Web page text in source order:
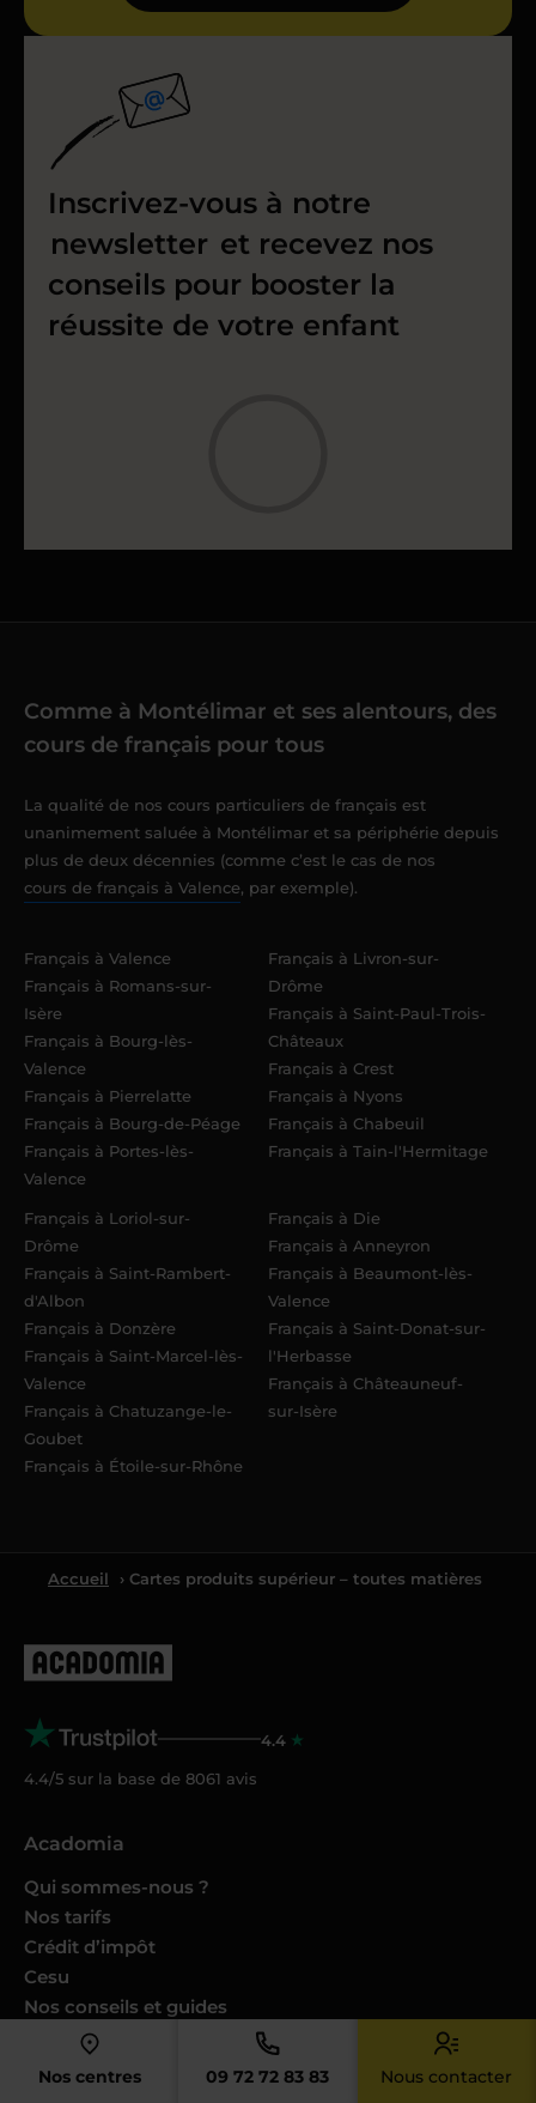
Nos centres 09 72 72 83 83 Nous contacter
Inscrivez-vous à notre
newsletter et recevez nos
conseils pour booster la
réussite de votre enfant
Comme à Montélimar et ses alentours, des
cours de français pour tous
La qualité de nos cours particuliers de français est
unanimement saluée à Montélimar et sa périphérie depuis
plus de deux décennies (comme c’est le cas de nos
cours de français à Valence, par exemple).
Français à Valence
Français à Romans-sur-
Isère
Français à Bourg-lès-
Valence
Français à Pierrelatte
Français à Bourg-de-Péage
Français à Portes-lès-
Valence
Français à Livron-sur-
Drôme
Français à Saint-Paul-Trois-
Châteaux
Français à Crest
Français à Nyons
Français à Chabeuil
Français à Tain-l'Hermitage
Français à Loriol-sur-
Drôme
Français à Saint-Rambert-
d'Albon
Français à Donzère
Français à Saint-Marcel-lès-
Valence
Français à Chatuzange-le-
Goubet
Français à Étoile-sur-Rhône
Français à Die
Français à Anneyron
Français à Beaumont-lès-
Valence
Français à Saint-Donat-sur-
l'Herbasse
Français à Châteauneuf-
sur-Isère
Accueil › Cartes produits supérieur – toutes matières
4.4
4.4/5 sur la base de 8061 avis
Acadomia
Qui sommes-nous ?
Nos tarifs
Crédit d’impôt
Cesu
Nos conseils et guides
Nos Podcasts Ambition Sup
Avis des familles